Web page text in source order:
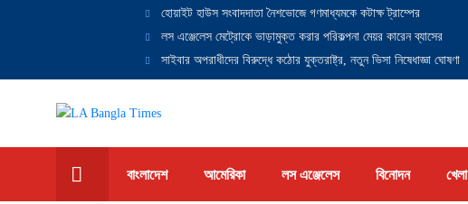
হোয়াইট হাউস সংবাদদাতা নৈশভোজে গণমাধ্যমকে কটাক্ষ ট্রাম্পের
লস এঞ্জেলেস মেট্রোকে ভাড়ামুক্ত করার পরিকল্পনা মেয়র কারেন ব্যাসের
সাইবার অপরাধীদের বিরুদ্ধে কঠোর যুক্তরাষ্ট্র, নতুন ভিসা নিষেধাজ্ঞা ঘোষণা
বাংলাদেশ আমেরিকা লস এঞ্জেলেস বিনোদন খেলা